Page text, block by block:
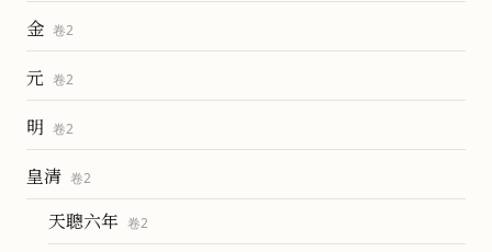
金 卷2
元 卷2
明 卷2
皇清 卷2
天聰六年 卷2